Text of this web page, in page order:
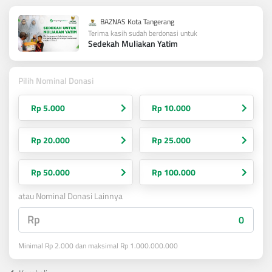
BAZNAS Kota Tangerang
Terima kasih sudah berdonasi untuk
Sedekah Muliakan Yatim
Pilih Nominal Donasi
Rp 5.000 Rp 10.000
Rp 20.000 Rp 25.000
Rp 50.000
Rp 100.000
atau Nominal Donasi Lainnya
Rp
Minimal Rp 2.000 dan maksimal Rp 1.000.000.000